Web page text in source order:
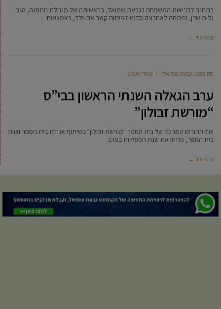
בתחנה לבריאות המשפחה בגבעת שמואל, בראשותה של מנהלת התחנה, הגב'
גלית שרן, נפתחה לאחרונה סדנא לפיתוח קשר אם וילד, באמצעות
קרא עוד ←
מקומונט גבעת שמואל 1 ינואר, 2008
ערב הגאלה השנתי הראשון בבי”ס
“מורשת זבולון”
ועד ההורים המרכזי של בית הספר "מורשת זבולון" בשיתוף אגודת בית הספר וצוות
בית הספר, פתחו את שנת הפעילות בערב
קרא עוד ←